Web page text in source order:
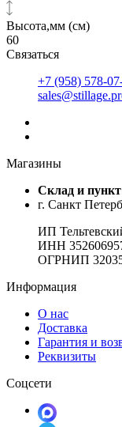
Высота,мм (см)
60
Связаться
+7 (958) 578-
Магазины
Cклад и
г. Санкт
ИП
ИНН
ОГРНИП
Информация
О нас
Доставка
Гарантия и
Реквизиты
Соцсети